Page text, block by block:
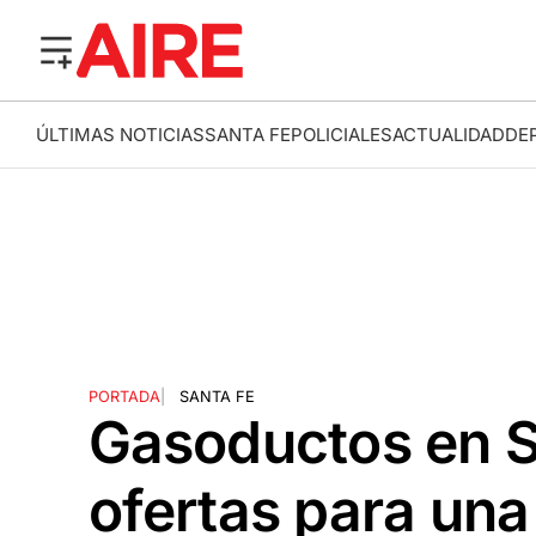
ÚLTIMAS NOTICIASSANTA FEPOLICIALESACTUALIDAD
PORTADA| SANTA FE
Gasoductos en
ofertas para